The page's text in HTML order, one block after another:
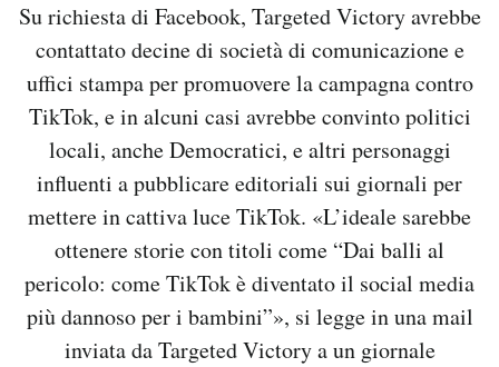
Su richiesta di Facebook, Targeted Victory avrebbe
contattato decine di società di comunicazione e
uffici stampa per promuovere la campagna contro
TikTok, e in alcuni casi avrebbe convinto politici
locali, anche Democratici, e altri personaggi
influenti a pubblicare editoriali sui giornali per
mettere in cattiva luce TikTok. «L’ideale sarebbe
ottenere storie con titoli come “Dai balli al
pericolo: come TikTok è diventato il social media
più dannoso per i bambini”», si legge in una mail
inviata da Targeted Victory a un giornale